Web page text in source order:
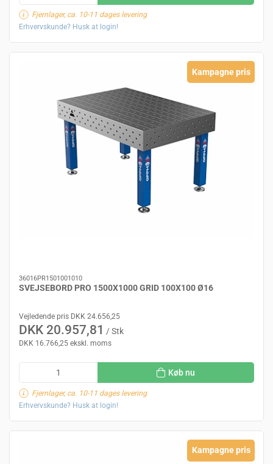
Fjernlager, ca. 10-11 dages levering
Erhvervskunde? Husk at login!
Kampagne pris
36016PR1501001010
SVEJSEBORD PRO 1500X1000 GRID 100X100 Ø16
Vejledende pris DKK 24.656,25
DKK 20.957,81 / Stk
DKK 16.766,25 ekskl. moms
Køb nu
Fjernlager, ca. 10-11 dages levering
Erhvervskunde? Husk at login!
Kampagne pris